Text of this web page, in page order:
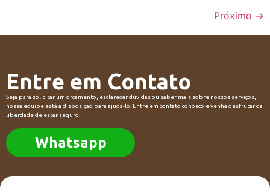
Próximo →
Entre em Contato
Seja para solicitar um orçamento, esclarecer dúvidas ou saber mais sobre nossos serviços,
nossa equipe está à disposição para ajudá-lo. Entre em contato conosco e venha desfrutar da
liberdade de estar seguro.
Whatsapp